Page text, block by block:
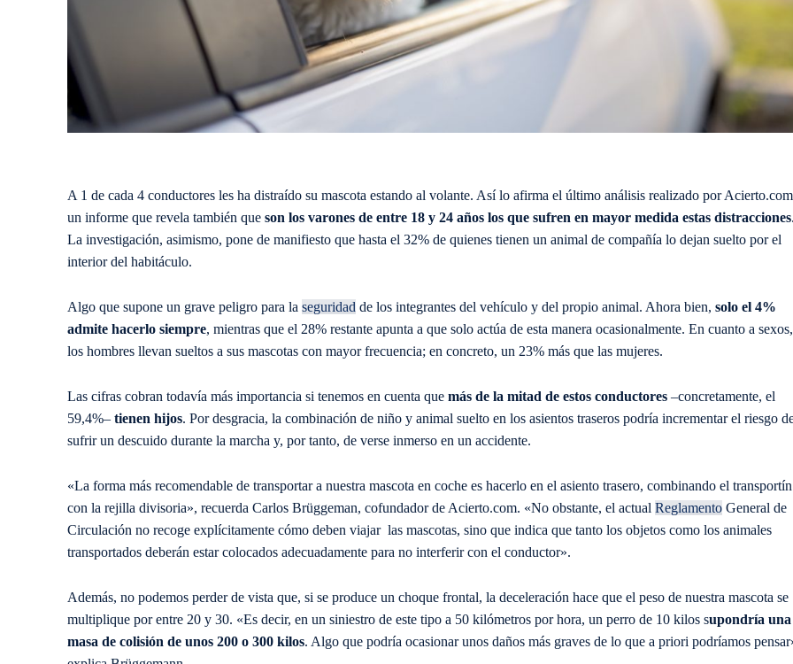
A 1 de cada 4 conductores les ha distraído su mascota estando al volante. Así lo afirma el último análisis realizado por
un informe que revela también que son los varones de entre 18 y 24 años los que sufren en mayor medida estas distracciones
La investigación, asimismo, pone de manifiesto que hasta el 32% de quienes tienen un animal de compañía lo dejan suelto por el
interior del habitáculo.
Algo que supone un grave peligro para la seguridad de los integrantes del vehículo y del propio animal. Ahora bien, solo el 4%
admite hacerlo siempre, mientras que el 28% restante apunta a que solo actúa de esta manera ocasionalmente. En cuanto a sexos,
los hombres llevan sueltos a sus mascotas con mayor frecuencia; en concreto, un 23% más que las mujeres.
Las cifras cobran todavía más importancia si tenemos en cuenta que más de la mitad de estos conductores –concretamente, el
59,4%– tienen hijos. Por desgracia, la combinación de niño y animal suelto en los asientos traseros podría incrementar el riesgo
sufrir un descuido durante la marcha y, por tanto, de verse inmerso en un accidente.
«La forma más recomendable de transportar a nuestra mascota en coche es hacerlo en el asiento trasero, combinando el transportín
con la rejilla divisoria», recuerda Carlos Brüggeman, cofundador de Acierto.com. «No obstante, el actual Reglamento General de
Circulación no recoge explícitamente cómo deben viajar las mascotas, sino que indica que tanto los objetos como los animales
transportados deberán estar colocados adecuadamente para no interferir con el conductor».
Además, no podemos perder de vista que, si se produce un choque frontal, la deceleración hace que el peso de nuestra mascota se
multiplique por entre 20 y 30. «Es decir, en un siniestro de este tipo a 50 kilómetros por hora, un perro de 10 kilos supondría una
masa de colisión de unos 200 o 300 kilos. Algo que podría ocasionar unos daños más graves de lo que a priori podríamos